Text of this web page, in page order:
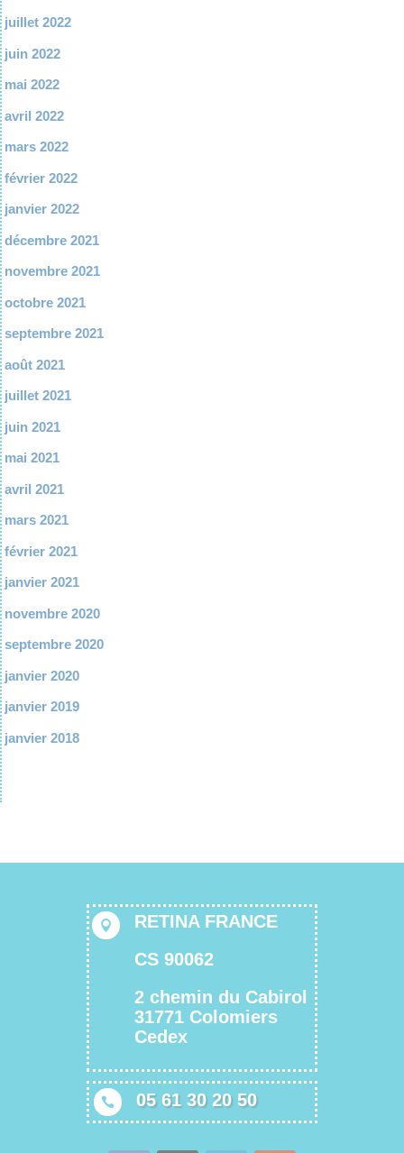
juillet 2022
juin 2022
mai 2022
avril 2022
mars 2022
février 2022
janvier 2022
décembre 2021
novembre 2021
octobre 2021
septembre 2021
août 2021
juillet 2021
juin 2021
mai 2021
avril 2021
mars 2021
février 2021
janvier 2021
novembre 2020
septembre 2020
janvier 2020
janvier 2019
janvier 2018

RETINA FRANCE
CS 90062
2 chemin du Cabirol
31771 Colomiers
Cedex
 05 61 30 20 50